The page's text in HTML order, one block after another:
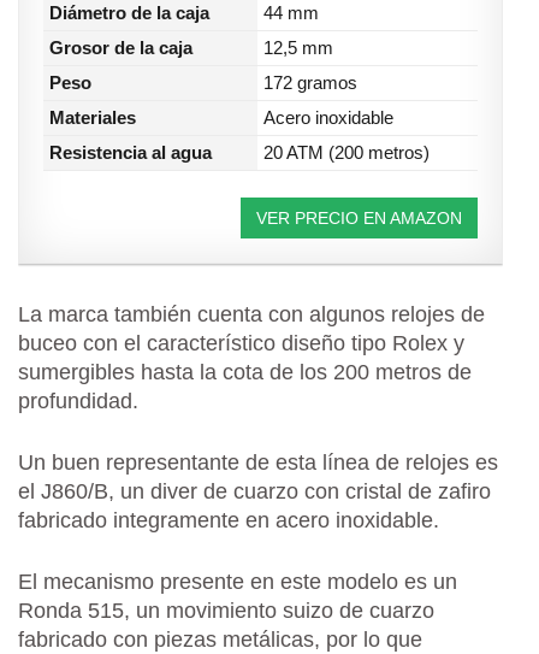
Diámetro de la caja
44 mm
Grosor de la caja
12,5 mm
Peso
172 gramos
Materiales
Acero inoxidable
Resistencia al agua
20 ATM (200 metros)
VER PRECIO EN AMAZON
La marca también cuenta con algunos relojes de
buceo con el característico diseño tipo Rolex y
sumergibles hasta la cota de los 200 metros de
profundidad.
Un buen representante de esta línea de relojes es
el J860/B, un diver de cuarzo con cristal de zafiro
fabricado integramente en acero inoxidable.
El mecanismo presente en este modelo es un
Ronda 515, un movimiento suizo de cuarzo
fabricado con piezas metálicas, por lo que